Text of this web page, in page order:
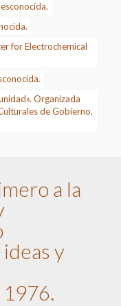
for Electrochemical
Organizada
de Gobierno.
a la
y
1976.